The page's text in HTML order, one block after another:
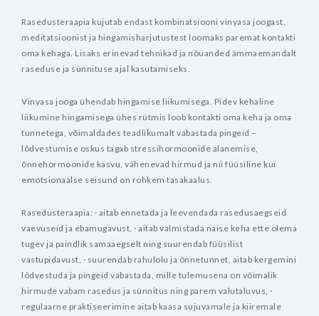
ÜRITUSED
TIIMIDELE
GALERII
Rasedusteraapia kujutab endast kombinatsiooni vinyasa joogast,
meditatsioonist ja hingamisharjutustest loomaks paremat kontakti
oma kehaga. Lisaks erinevad tehnikad ja nõuanded ämmaemandalt
raseduse ja sünnituse ajal kasutamiseks.
Vinyasa jooga ühendab hingamise liikumisega. Pidev kehaline
liikumine hingamisega ühes rütmis loob kontakti oma keha ja oma
tunnetega, võimaldades teadlikumalt vabastada pingeid –
lõdvestumise oskus tagab stressihormoonide alanemise,
õnnehormoonide kasvu, vähenevad hirmud ja nii füüsiline kui
emotsionaalse seisund on rohkem tasakaalus.
Rasedusteraapia: · aitab ennetada ja leevendada rasedusaegseid
vaevuseid ja ebamugavust, · aitab valmistada naise keha ette olema
tugev ja paindlik samaaegselt ning suurendab füüsilist
vastupidavust, · suurendab rahulolu ja õnnetunnet, aitab kergemini
lõdvestuda ja pingeid vabastada, mille tulemusena on võimalik
hirmude vabam rasedus ja sünnitus ning parem valutaluvus, ·
regulaarne praktiseerimine aitab kaasa sujuvamale ja kiiremale